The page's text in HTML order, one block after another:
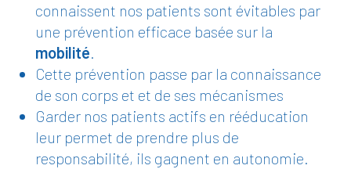
connaissent nos patients sont évitables par
une prévention efficace basée sur la
mobilité.
Cette prévention passe par la connaissance
de son corps et et de ses mécanismes
Garder nos patients actifs en rééducation
leur permet de prendre plus de
responsabilité, ils gagnent en autonomie.